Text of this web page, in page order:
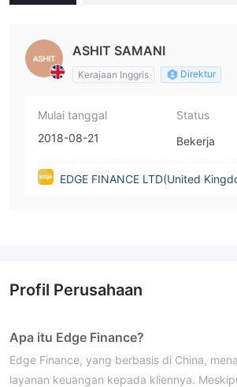
ASHIT SAMANI
Kerajaan Inggris Direktur
Mulai tanggal
2018-08-21
Status
Bekerja
EDGE FINANCE LTD(United
Profil Perusahaan
Apa itu Edge Finance?
Edge Finance, yang berbasis di China,
layanan keuangan kepada kliennya.